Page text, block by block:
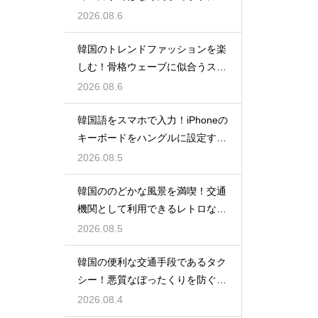
手する理由
2026.08.6
韓国のトレンドファッションを楽
しむ！骨格ウェーブに似合うスタ
イルの特徴
2026.08.6
韓国語をスマホで入力！iPhoneの
キーボードをハングルに設定する
手順
2026.08.5
韓国ののどかな風景を満喫！交通
機関として利用できるレトロな観
光の馬車
2026.08.5
韓国の便利な交通手段であるタク
シー！悪質なぼったくりを防ぐ確
実な対策
2026.08.4